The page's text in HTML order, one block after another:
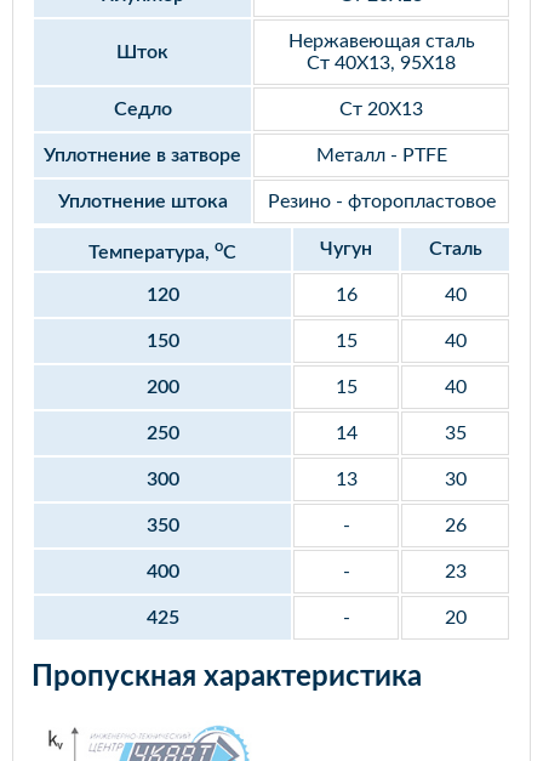
Шток
Нержавеющая сталь
Ст 40Х13, 95Х18
Седло Ст 20Х13
Уплотнение в затворе Металл - PTFE
Уплотнение штока Резино - фторопластовое
Температура, oС Чугун Сталь
120 16 40
150 15 40
200 15 40
250 14 35
300 13 30
350 - 26
400 - 23
425 - 20
Пропускная характеристика